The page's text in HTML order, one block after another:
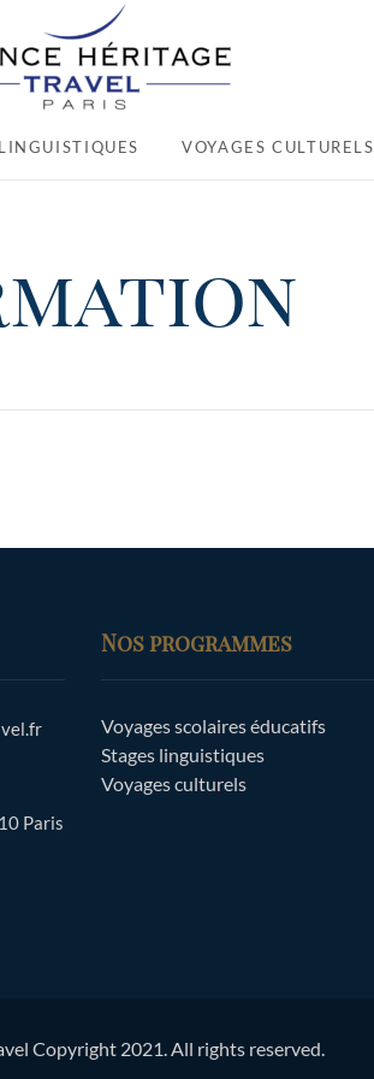
VOYAGES CULTURELS
Paris
Nos programmes
Voyages scolaires éducatifs
Stages linguistiques
Voyages culturels
Copyright 2021. All rights reserved.